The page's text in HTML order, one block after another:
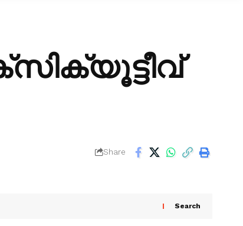
Share
Search